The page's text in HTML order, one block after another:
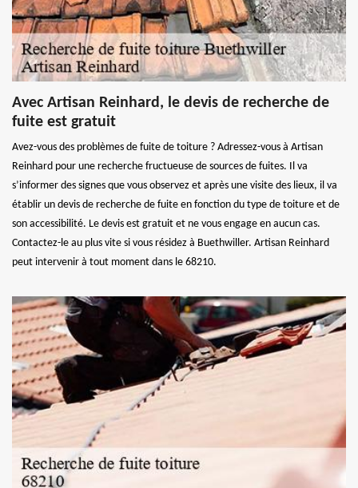
Avec Artisan Reinhard, le devis de recherche de
fuite est gratuit
Avez-vous des problèmes de fuite de toiture ? Adressez-vous à Artisan
Reinhard pour une recherche fructueuse de sources de fuites. Il va
s’informer des signes que vous observez et après une visite des lieux, il va
établir un devis de recherche de fuite en fonction du type de toiture et de
son accessibilité. Le devis est gratuit et ne vous engage en aucun cas.
Contactez-le au plus vite si vous résidez à Buethwiller. Artisan Reinhard
peut intervenir à tout moment dans le 68210.